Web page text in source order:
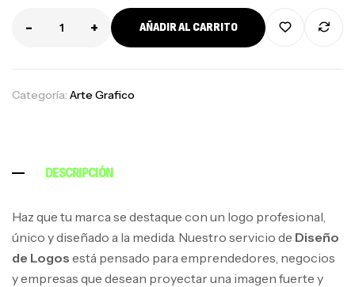
- + AÑADIR AL CARRITO
Categoría: Arte Grafico
DESCRIPCIÓN
Haz que tu marca se destaque con un logo profesional,
único y diseñado a la medida. Nuestro servicio de Diseño
de Logos está pensado para emprendedores, negocios
y empresas que desean proyectar una imagen fuerte y